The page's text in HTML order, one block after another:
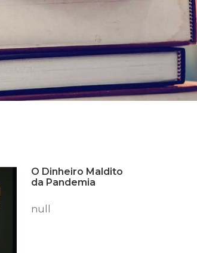
O Dinheiro Maldito
da Pandemia
null